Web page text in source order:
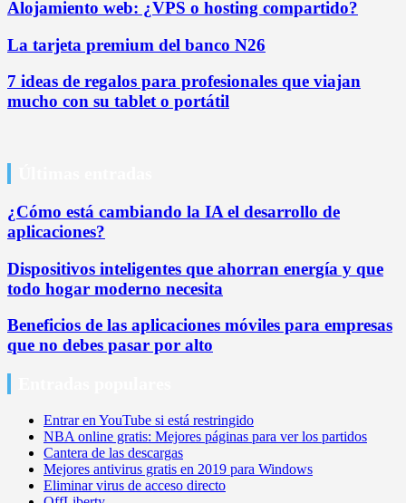
Alojamiento web: ¿VPS o hosting compartido?
La tarjeta premium del banco N26
7 ideas de regalos para profesionales que viajan
mucho con su tablet o portátil
¿Cómo está cambiando la IA el desarrollo de
aplicaciones?
Dispositivos inteligentes que ahorran energía y que
todo hogar moderno necesita
Beneficios de las aplicaciones móviles para empresas
que no debes pasar por alto
Entrar en YouTube si está restringido
NBA online gratis: Mejores páginas para ver los partidos
Cantera de las descargas
Mejores antivirus gratis en 2019 para Windows
Eliminar virus de acceso directo